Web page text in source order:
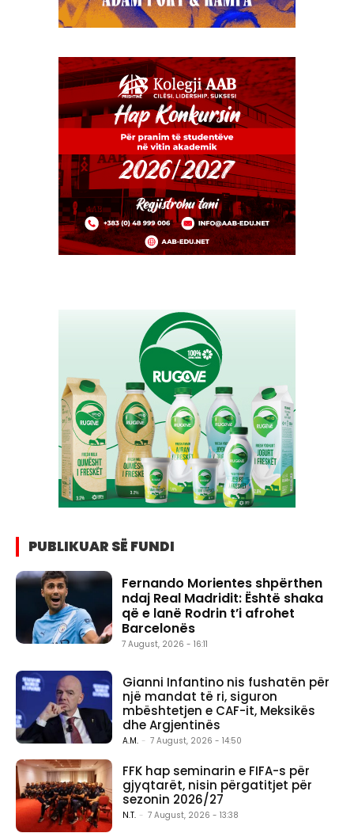
PUBLIKUAR SË FUNDI
Fernando Morientes shpërthen
ndaj Real Madridit: Është shaka
që e lanë Rodrin t’i afrohet
Barcelonës
7 August, 2026 - 16:11
Gianni Infantino nis fushatën për
një mandat të ri, siguron
mbështetjen e CAF-it, Meksikës
dhe Argjentinës
A.M. - 7 August, 2026 - 14:50
FFK hap seminarin e FIFA-s për
gjyqtarët, nisin përgatitjet për
sezonin 2026/27
N.T. - 7 August, 2026 - 13:38